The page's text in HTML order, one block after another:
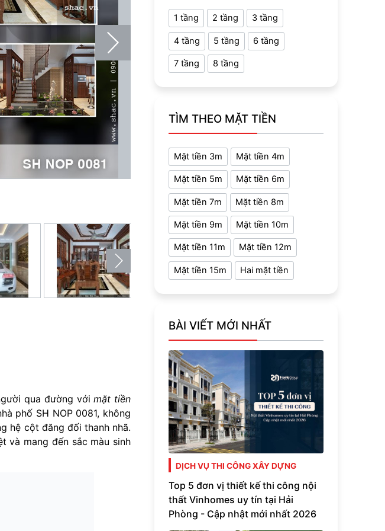
qua đường vớimặt tiền
phố SH NOP 0081, không
hệ cột đăng đối thanh nhã.
và mang đến sắc màu sinh
1 tầng 2 tầng 3 tầng
4 tầng 5 tầng 6 tầng
7 tầng 8 tầng
TÌM THEO MẶT TIỀN
Mặt tiền 3m Mặt tiền 4m
Mặt tiền 5m Mặt tiền 6m
Mặt tiền 7m Mặt tiền 8m
Mặt tiền 9m Mặt tiền 10m
Mặt tiền 11m Mặt tiền 12m
Mặt tiền 15m Hai mặt tiền
BÀI VIẾT MỚI NHẤT
DỊCH VỤ THI CÔNG XÂY DỰNG
Top 5 đơn vị thiết kế thi công nội
thất Vinhomes uy tín tại Hải
Phòng - Cập nhật mới nhất 2026